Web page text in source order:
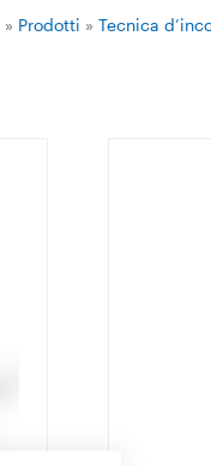
» Prodotti » Tecnica